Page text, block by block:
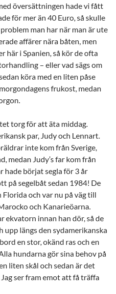
översättningen hade vi fått
för mer än 40 Euro, så skulle
man har när man är ute
affärer nära båten, men
här i Spanien, så kör de ofta
– eller vad sägs om
köra med en liten påse
frukost, medan
torg för att äta middag.
par, Judy och Lennart.
inte kom från Sverige,
medan Judy’s far kom från
hade börjat segla för 3 år
på segelbåt sedan 1984! De
och var nu på väg till
och Kanarieöarna.
ekvatorn innan han dör, så de
upp längs den sydamerikanska
en stor, okänd ras och en
hundarna gör sina behov på
liten skål och sedan är det
ser fram emot att få träffa